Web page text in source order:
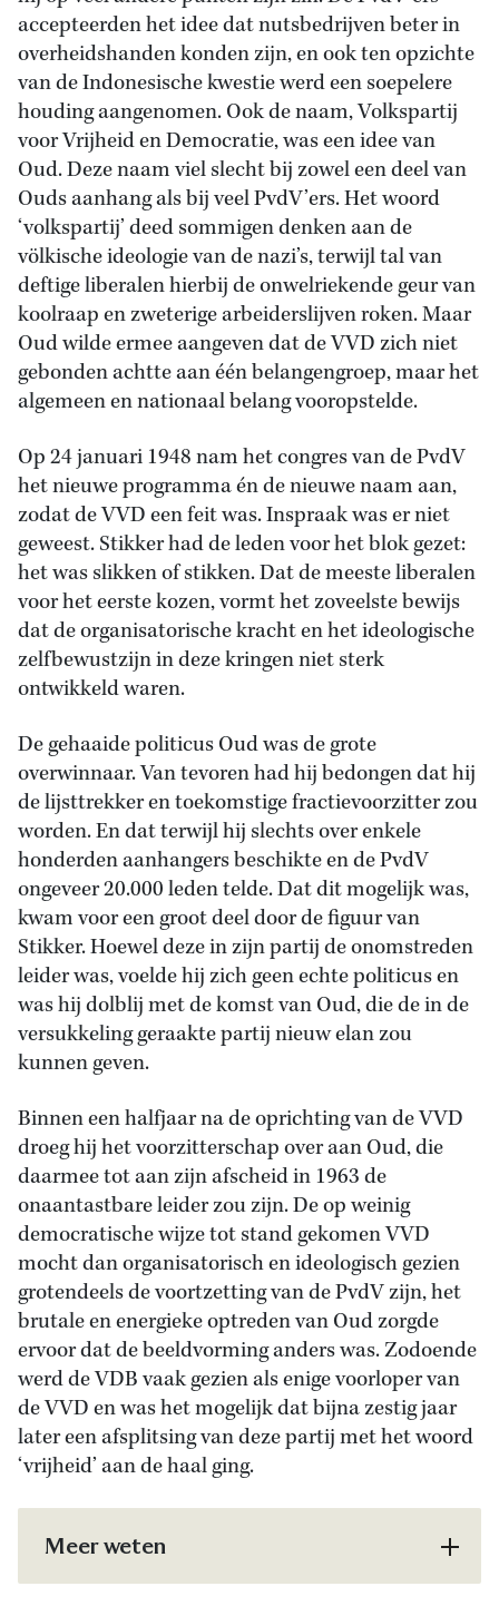
accepteerden het idee dat nutsbedrijven beter in
overheidshanden konden zijn, en ook ten opzichte
van de Indonesische kwestie werd een soepelere
houding aangenomen. Ook de naam, Volkspartij
voor Vrijheid en Democratie, was een idee van
Oud. Deze naam viel slecht bij zowel een deel van
Ouds aanhang als bij veel PvdV’ers. Het woord
‘volkspartij’ deed sommigen denken aan de
völkische ideologie van de nazi’s, terwijl tal van
deftige liberalen hierbij de onwelriekende geur van
koolraap en zweterige arbeiderslijven roken. Maar
Oud wilde ermee aangeven dat de VVD zich niet
gebonden achtte aan één belangengroep, maar het
algemeen en nationaal belang vooropstelde.
Op 24 januari 1948 nam het congres van de PvdV
het nieuwe programma én de nieuwe naam aan,
zodat de VVD een feit was. Inspraak was er niet
geweest. Stikker had de leden voor het blok gezet:
het was slikken of stikken. Dat de meeste liberalen
voor het eerste kozen, vormt het zoveelste bewijs
dat de organisatorische kracht en het ideologische
zelfbewustzijn in deze kringen niet sterk
ontwikkeld waren.
De gehaaide politicus Oud was de grote
overwinnaar. Van tevoren had hij bedongen dat hij
de lijsttrekker en toekomstige fractievoorzitter zou
worden. En dat terwijl hij slechts over enkele
honderden aanhangers beschikte en de PvdV
ongeveer 20.000 leden telde. Dat dit mogelijk was,
kwam voor een groot deel door de figuur van
Stikker. Hoewel deze in zijn partij de onomstreden
leider was, voelde hij zich geen echte politicus en
was hij dolblij met de komst van Oud, die de in de
versukkeling geraakte partij nieuw elan zou
kunnen geven.
Binnen een halfjaar na de oprichting van de VVD
droeg hij het voorzitterschap over aan Oud, die
daarmee tot aan zijn afscheid in 1963 de
onaantastbare leider zou zijn. De op weinig
democratische wijze tot stand gekomen VVD
mocht dan organisatorisch en ideologisch gezien
grotendeels de voortzetting van de PvdV zijn, het
brutale en energieke optreden van Oud zorgde
ervoor dat de beeldvorming anders was. Zodoende
werd de VDB vaak gezien als enige voorloper van
de VVD en was het mogelijk dat bijna zestig jaar
later een afsplitsing van deze partij met het woord
‘vrijheid’ aan de haal ging.
Meer weten